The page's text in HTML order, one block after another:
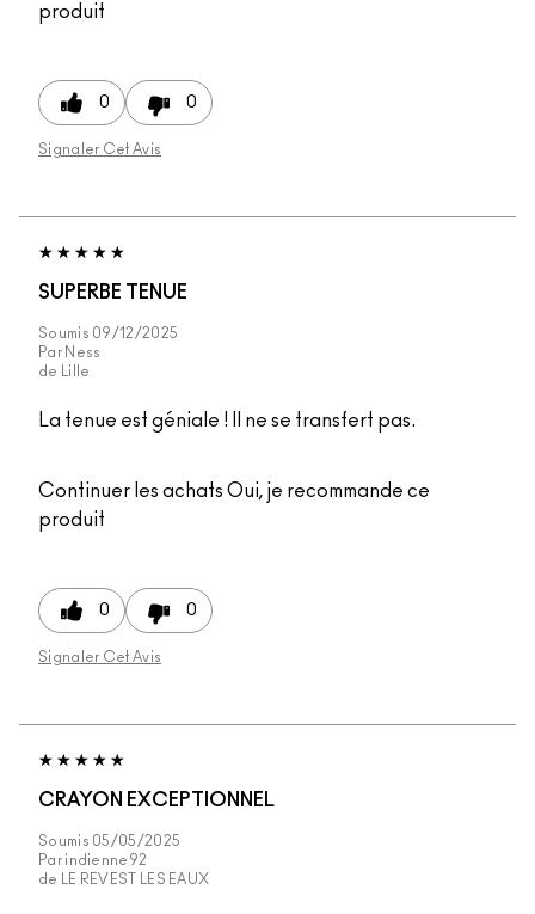
produit
0 0
Signaler Cet Avis
SUPERBE TENUE
Soumis 09/12/2025
Par Ness
de
Lille
La tenue est géniale ! Il ne se transfert pas.
Continuer les achats Oui, je recommande ce
produit
0 0
Signaler Cet Avis
CRAYON EXCEPTIONNEL
Soumis 05/05/2025
Par indienne92
de
LE REVEST LES EAUX